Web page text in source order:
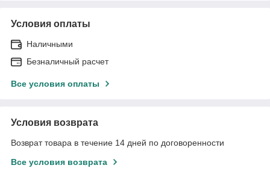
Условия оплаты
Наличными
Безналичный расчет
Все условия оплаты
Условия возврата
Возврат товара в течение 14 дней по договоренности
Все условия возврата